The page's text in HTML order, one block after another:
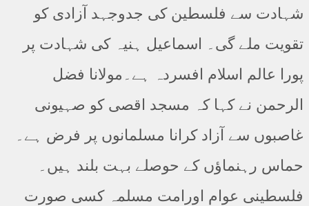
شہادت سے فلسطین کی جدوجہد آزادی کو
تقویت ملے گی۔ اسماعیل ہنیہ کی شہادت پر
پورا عالم اسلام افسردہ ہے۔مولانا فضل
الرحمن نے کہا کہ مسجد اقصی کو صہیونی
غاصبوں سے آزاد کرانا مسلمانوں پر فرض ہے۔
حماس رہنماؤں کے حوصلے بہت بلند ہیں۔
فلسطینی عوام اورامت مسلمہ کسی صورت